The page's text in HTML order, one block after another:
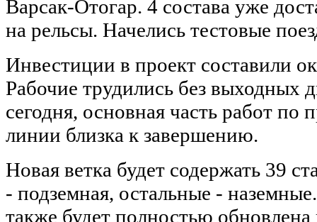
Варсак-Отогар. 4 состава уже
на рельсы. Начелись тестовые
Инвестиции в проект составили
Рабочие трудились без выходных
сегодня, основная часть работ по
линии близка к завершению.
Новая ветка будет содержать 39
- подземная, остальные -
также будет полностью